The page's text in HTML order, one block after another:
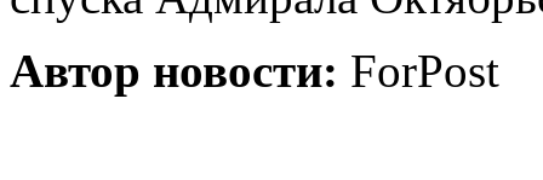
Автор новости: ForPost